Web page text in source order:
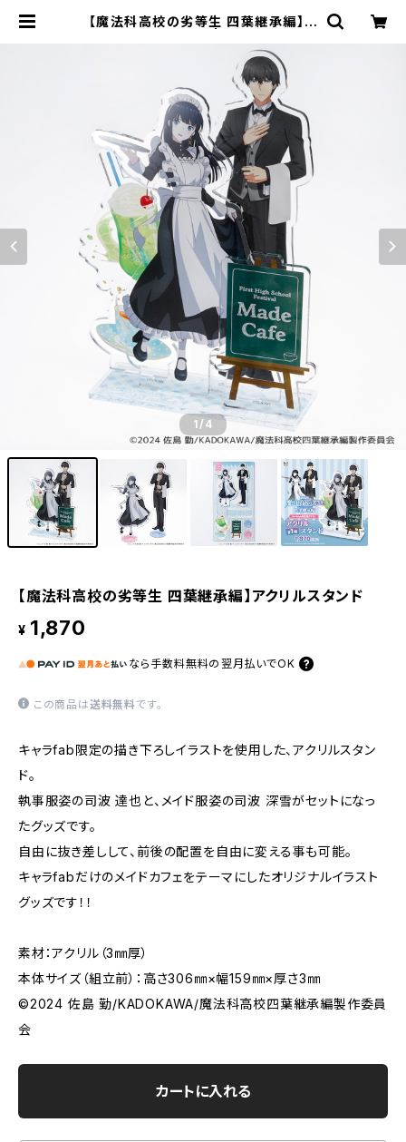
【魔法科高校の劣等生 四葉継承編】ア
1/4
【魔法科高校の劣等生 四葉継承編】アクリルスタンド
¥ 1,870
なら 手数料無料の 翌月払いでOK
この商品は送料無料です。
キャラfab限定の描き下ろしイラストを使用した、アクリルスタン
ド。
執事服姿の司波 達也と、メイド服姿の司波 深雪がセットになっ
たグッズです。
自由に抜き差しして、前後の配置を自由に変える事も可能。
キャラfabだけのメイドカフェをテーマにしたオリジナルイラスト
グッズです！！
素材：アクリル（3㎜厚）
本体サイズ（組立前）：高さ306㎜×幅159㎜×厚さ3㎜
©2024 佐島 勤/KADOKAWA/魔法科高校四葉継承編製作委員
会
カートに入れる